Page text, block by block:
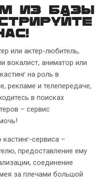
из базы
или актер-любитель,
вокалист, аниматор или
на роль в
рекламе и телепередаче,
в поисках
– сервис
сервиса –
предоставление ему
соединение
за плечами большой